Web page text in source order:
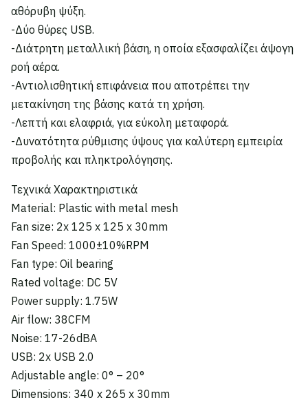
αθόρυβη ψύξη.
-Δύο θύρες USB.
-Διάτρητη μεταλλική βάση, η οποία εξασφαλίζει άψογη
ροή αέρα.
-Αντιολισθητική επιφάνεια που αποτρέπει την
μετακίνηση της βάσης κατά τη χρήση.
-Λεπτή και ελαφριά, για εύκολη μεταφορά.
-Δυνατότητα ρύθμισης ύψους για καλύτερη εμπειρία
προβολής και πληκτρολόγησης.
Τεχνικά Χαρακτηριστικά
Material: Plastic with metal mesh
Fan size: 2x 125 x 125 x 30mm
Fan Speed: 1000±10%RPM
Fan type: Oil bearing
Rated voltage: DC 5V
Power supply: 1.75W
Air flow: 38CFM
Noise: 17-26dBA
USB: 2x USB 2.0
Adjustable angle: 0° – 20°
Dimensions: 340 x 265 x 30mm